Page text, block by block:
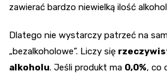
zawierać bardzo niewielką ilość
Dlatego nie wystarczy patrzeć na
„bezalkoholowe”. Liczy się
alkoholu. Jeśli produkt ma 0,0%, co